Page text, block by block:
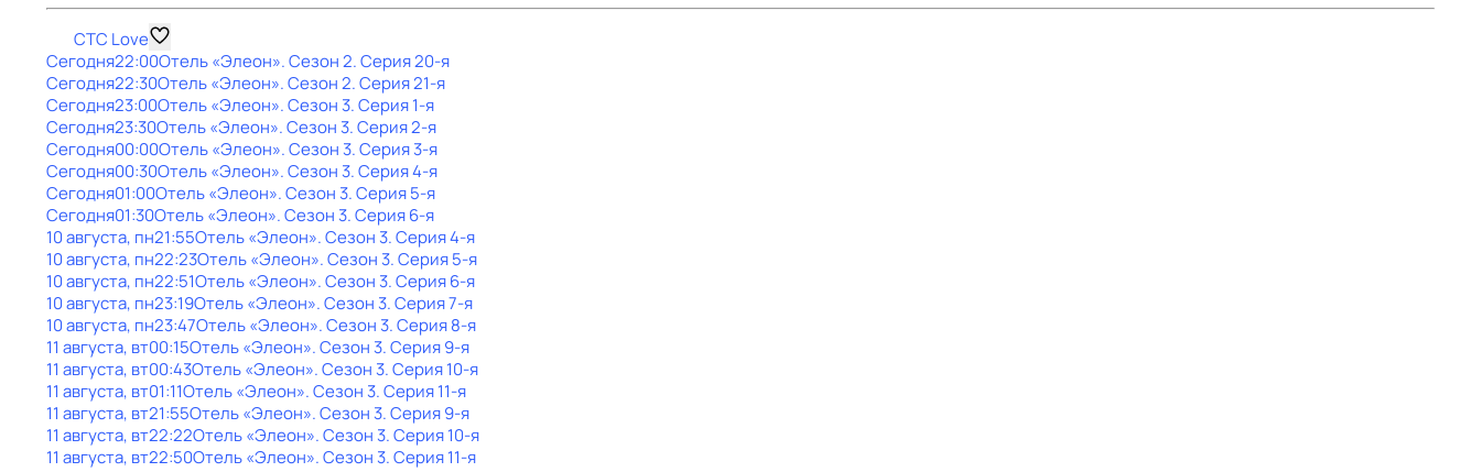
СТС Love
Сегодня22:00Отель «Элеон». Сезон 2. Серия 20-я
Сегодня22:30Отель «Элеон». Сезон 2. Серия 21-я
Сегодня23:00Отель «Элеон». Сезон 3. Серия 1-я
Сегодня23:30Отель «Элеон». Сезон 3. Серия 2-я
Сегодня00:00Отель «Элеон». Сезон 3. Серия 3-я
Сегодня00:30Отель «Элеон». Сезон 3. Серия 4-я
Сегодня01:00Отель «Элеон». Сезон 3. Серия 5-я
Сегодня01:30Отель «Элеон». Сезон 3. Серия 6-я
10 августа, пн21:55Отель «Элеон». Сезон 3. Серия 4-я
10 августа, пн22:23Отель «Элеон». Сезон 3. Серия 5-я
10 августа, пн22:51Отель «Элеон». Сезон 3. Серия 6-я
10 августа, пн23:19Отель «Элеон». Сезон 3. Серия 7-я
10 августа, пн23:47Отель «Элеон». Сезон 3. Серия 8-я
11 августа, вт00:15Отель «Элеон». Сезон 3. Серия 9-я
11 августа, вт00:43Отель «Элеон». Сезон 3. Серия 10-я
11 августа, вт01:11Отель «Элеон». Сезон 3. Серия 11-я
11 августа, вт21:55Отель «Элеон». Сезон 3. Серия 9-я
11 августа, вт22:22Отель «Элеон». Сезон 3. Серия 10-я
11 августа, вт22:50Отель «Элеон». Сезон 3. Серия 11-я